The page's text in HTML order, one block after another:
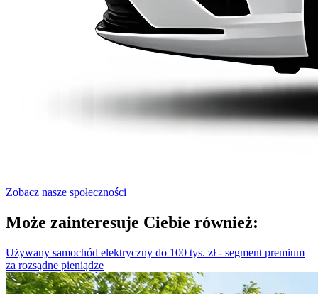
Zobacz nasze społeczności
Może zainteresuje Ciebie również:
Używany samochód elektryczny do 100 tys. zł - segment premium
za rozsądne pieniądze